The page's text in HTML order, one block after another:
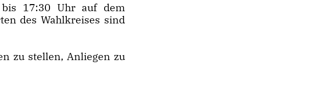
17:30 Uhr auf dem
des Wahlkreises sind
zu stellen, Anliegen zu